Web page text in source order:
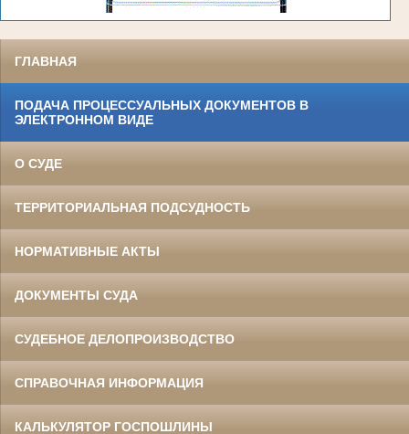
ГЛАВНАЯ
ПОДАЧА ПРОЦЕССУАЛЬНЫХ ДОКУМЕНТОВ В
ЭЛЕКТРОННОМ ВИДЕ
О СУДЕ
ТЕРРИТОРИАЛЬНАЯ ПОДСУДНОСТЬ
НОРМАТИВНЫЕ АКТЫ
ДОКУМЕНТЫ СУДА
СУДЕБНОЕ ДЕЛОПРОИЗВОДСТВО
СПРАВОЧНАЯ ИНФОРМАЦИЯ
КАЛЬКУЛЯТОР ГОСПОШЛИНЫ